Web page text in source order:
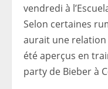
vendredi à
Selon certaines
aurait une relation
été aperçus en
party de Bieber à